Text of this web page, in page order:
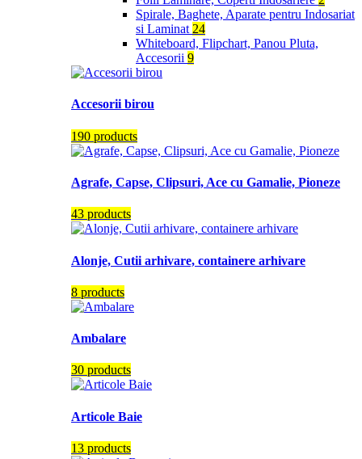
Spirale, Baghete, Aparate pentru Indosariat
si Laminat 24
Whiteboard, Flipchart, Panou Pluta,
Accesorii 9
Accesorii birou
190 products
Agrafe, Capse, Clipsuri, Ace cu Gamalie, Pioneze
43 products
Alonje, Cutii arhivare, containere arhivare
8 products
Ambalare
30 products
Articole Baie
13 products